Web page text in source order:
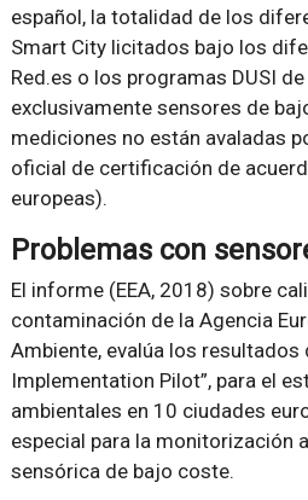
español, la totalidad de los
Smart City licitados bajo los
Red.es o los programas DUSI
exclusivamente sensores de
mediciones no están avaladas
oficial de certificación de
europeas).
Problemas con
El informe (EEA, 2018) sobre
contaminación de la Agencia
Ambiente, evalúa los
Implementation Pilot”, para el
ambientales en 10 ciudades
especial para la monitorización
sensórica de bajo coste.